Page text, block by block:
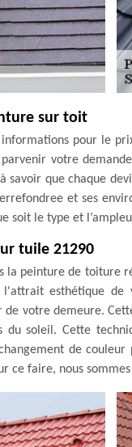
sur toit
informations pour le
votre
savoir que chaque
et ses
soit le type et
tuile 21290
la peinture de
l'attrait esthétique
votre demeure.
du soleil. Cette
de
ce faire, nous